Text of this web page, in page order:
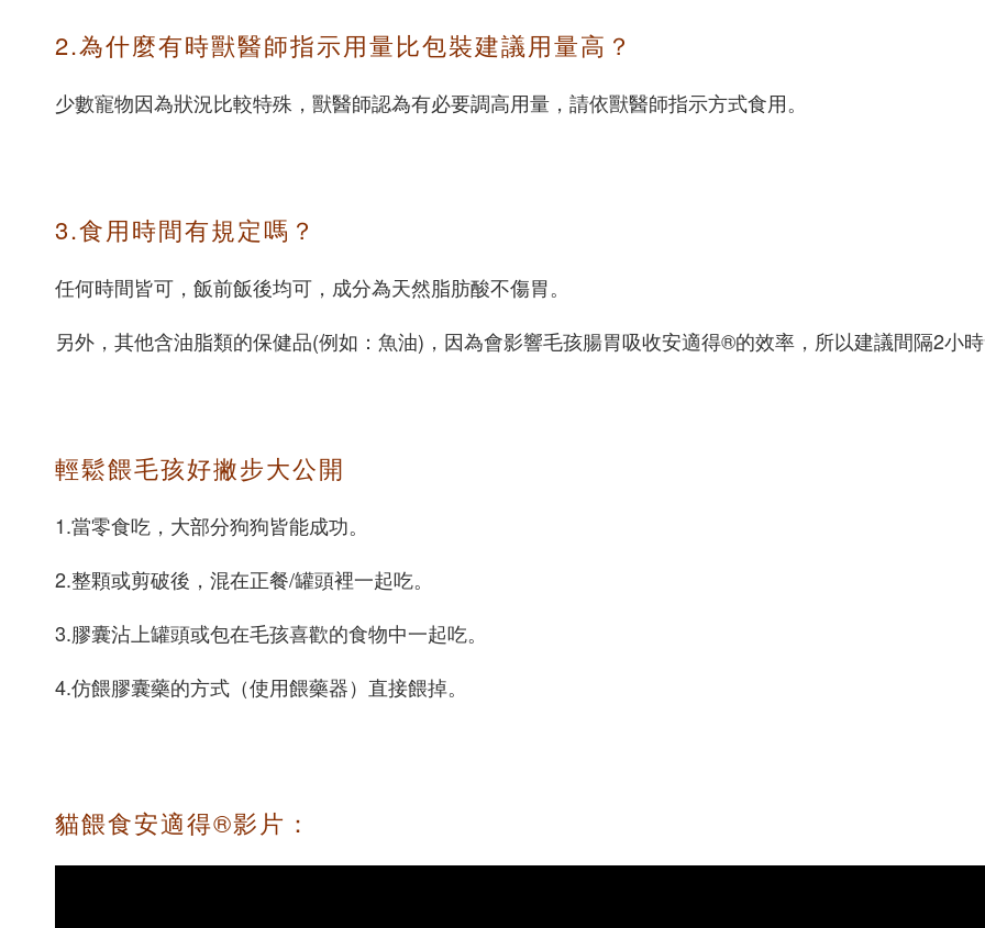
2.為什麼有時獸醫師指示用量比包裝建議用量高？
少數寵物因為狀況比較特殊，獸醫師認為有必要調高用量，請依獸醫師指示方式食用。
3.食用時間有規定嗎？
任何時間皆可，飯前飯後均可，成分為天然脂肪酸不傷胃。
另外，其他含油脂類的保健品(例如：魚油)，因為會影響毛孩腸胃吸收安適得®的效率，所以建議間隔2小
輕鬆餵毛孩好撇步大公開
1.當零食吃，大部分狗狗皆能成功。
2.整顆或剪破後，混在正餐/罐頭裡一起吃。
3.膠囊沾上罐頭或包在毛孩喜歡的食物中一起吃。
4.仿餵膠囊藥的方式（使用餵藥器）直接餵掉。
貓餵食安適得®影片：